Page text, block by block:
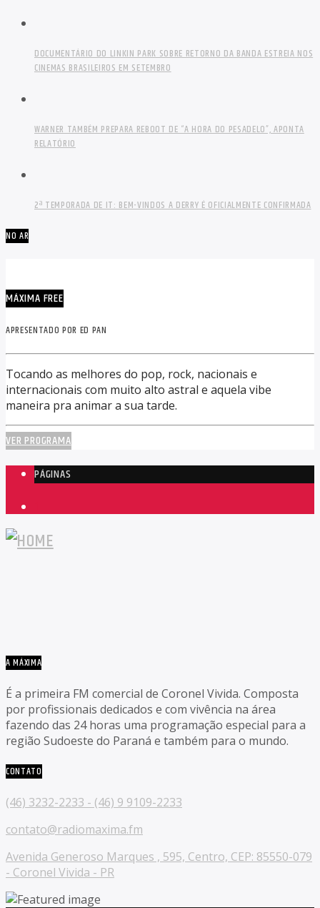
DOCUMENTÁRIO DO LINKIN PARK SOBRE RETORNO DA BANDA ESTREIA NOS
CINEMAS BRASILEIROS EM SETEMBRO
WARNER TAMBÉM PREPARA REBOOT DE “A HORA DO PESADELO”, APONTA
RELATÓRIO
2ª TEMPORADA DE IT: BEM-VINDOS A DERRY É OFICIALMENTE CONFIRMADA
NO AR
MÁXIMA FREE
APRESENTADO POR ED PAN
Tocando as melhores do pop, rock, nacionais e
internacionais com muito alto astral e aquela vibe
maneira pra animar a sua tarde.
VER PROGRAMA
PÁGINAS
A MÁXIMA
É a primeira FM comercial de Coronel Vivida. Composta
por profissionais dedicados e com vivência na área
fazendo das 24 horas uma programação especial para a
região Sudoeste do Paraná e também para o mundo.
CONTATO
(46) 3232-2233 - (46) 9 9109-2233
contato@radiomaxima.fm
Avenida Generoso Marques , 595, Centro, CEP: 85550-079
- Coronel Vivida - PR